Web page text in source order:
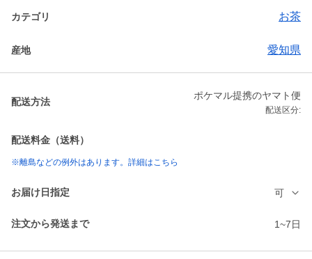
カテゴリ お茶
産地 愛知県
配送方法
ポケマル提携のヤマト便
配送区分:
配送料金（送料）
※離島などの例外はあります。詳細はこちら
お届け日指定 可
注文から発送まで 1~7日